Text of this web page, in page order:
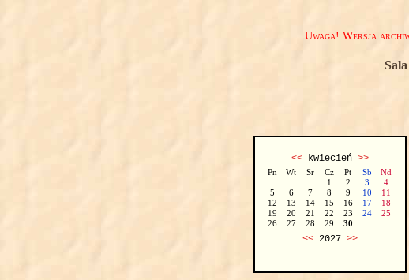
Uwaga! Wersja
<<kwiecień >>
Pn Wt Sr Cz Pt Sb
Nd
1
2 3
4
5
6 7 8 9 10
11
12
13 14 15 16 17
18
19
20 21 22 23 24
25
26
27 28 29 30
<<2027 >>